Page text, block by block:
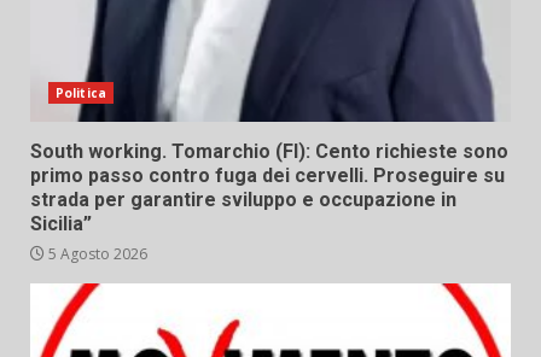
Politica
South working. Tomarchio (FI): Cento richieste sono
primo passo contro fuga dei cervelli. Proseguire su
strada per garantire sviluppo e occupazione in
Sicilia”
5 Agosto 2026